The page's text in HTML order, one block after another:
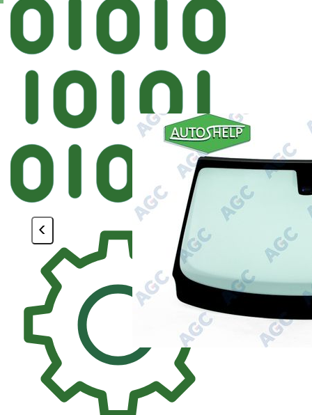
FYG BMW Лобовое ДД
<
Цена:8485.0 ₽